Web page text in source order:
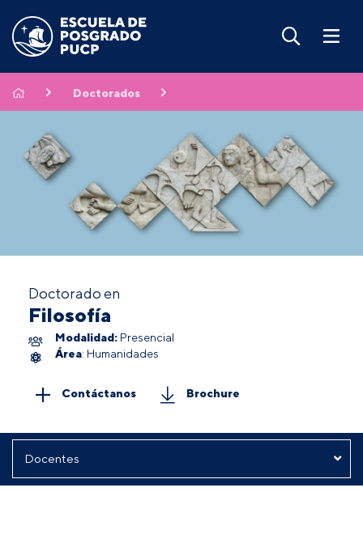
Doctorados
Doctorado en
Filosofía
Modalidad: Presencial
Área: Humanidades
Contáctanos Brochure